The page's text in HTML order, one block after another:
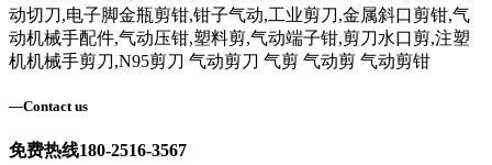
动切刀,电子脚金瓶剪钳,钳子气动,工业剪刀,金属斜口剪钳,气
动机械手配件,气动压钳,塑料剪,气动端子钳,剪刀水口剪,注塑
机机械手剪刀,N95剪刀 气动剪刀 气剪 气动剪 气动剪钳
—Contact us
免费热线180-2516-3567